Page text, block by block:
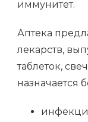
иммунитет.
Аптека
лекарств,
таблеток,
назначается